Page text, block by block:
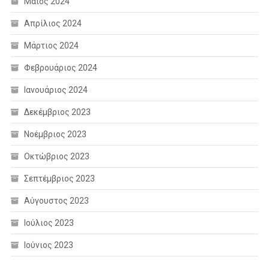
Απρίλιος 2024
Μάρτιος 2024
Φεβρουάριος 2024
Ιανουάριος 2024
Δεκέμβριος 2023
Νοέμβριος 2023
Οκτώβριος 2023
Σεπτέμβριος 2023
Αύγουστος 2023
Ιούλιος 2023
Ιούνιος 2023